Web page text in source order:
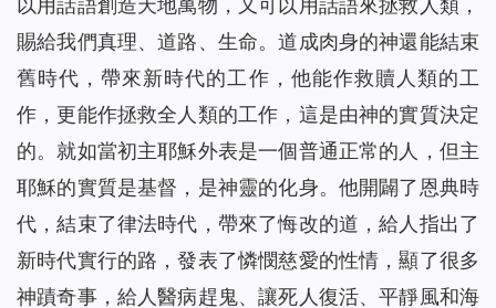
以用話語創造天地萬物，又可以用話語來拯救人類，
賜給我們真理、道路、生命。道成肉身的神還能結束
舊時代，帶來新時代的工作，他能作救贖人類的工
作，更能作拯救全人類的工作，這是由神的實質決定
的。就如當初主耶穌外表是一個普通正常的人，但主
耶穌的實質是基督，是神靈的化身。他開闢了恩典時
代，結束了律法時代，帶來了悔改的道，給人指出了
新時代實行的路，發表了憐憫慈愛的性情，顯了很多
神蹟奇事，給人醫病趕鬼、讓死人復活、平靜風和海